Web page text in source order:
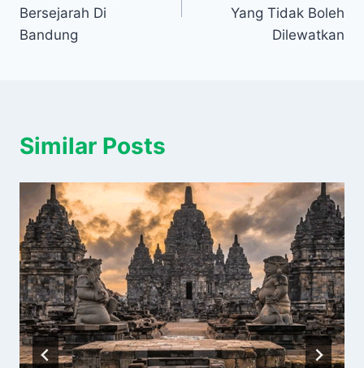
Bersejarah Di
Bandung
Yang Tidak Boleh
Dilewatkan
Similar Posts